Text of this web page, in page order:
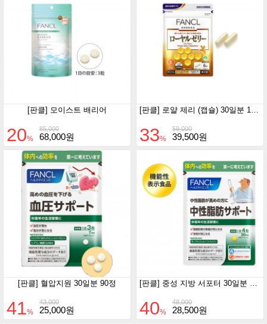
[판클] 모이스트 배리어
85,000
20% 68,000원
[판클] 로얄 제리 (캡슐) 30일분 180정
59,000
33% 39,500원
[판클] 혈압지원 30일분 90정
43,000
41% 25,000원
48,000
40% 28,500원